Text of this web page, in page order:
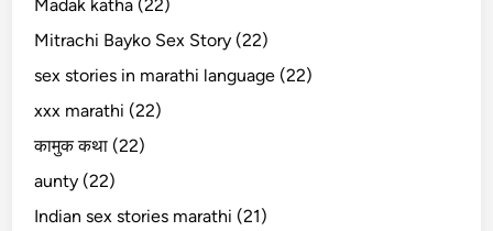
Madak katha (22)
Mitrachi Bayko Sex Story (22)
sex stories in marathi language (22)
xxx marathi (22)
कामुक कथा (22)
aunty (22)
Indian sex stories marathi (21)